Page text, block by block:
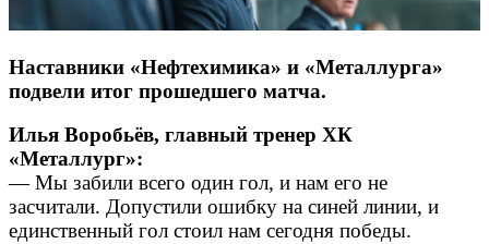
Наставники «Нефтехимика» и «Металлурга»
подвели итог прошедшего матча.
Илья Воробьёв, главный тренер ХК
«Металлург»:
— Мы забили всего один гол, и нам его не
засчитали. Допустили ошибку на синей линии, и
единственный гол стоил нам сегодня победы.